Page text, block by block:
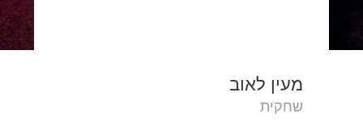
מעין לאוב
שחקית